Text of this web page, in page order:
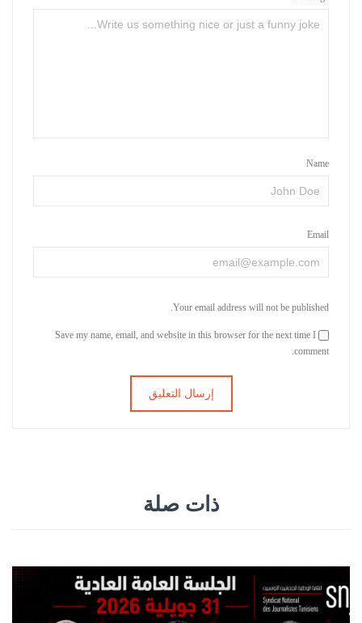
Name
Email
Your email address will not be published.
Save my name, email, and website in this browser for the next time I
comment.
ذات صلة